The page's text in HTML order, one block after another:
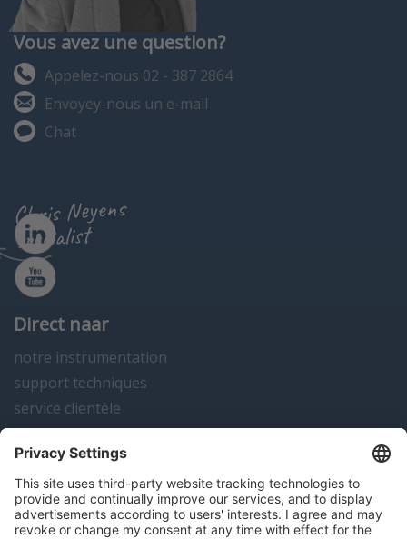
Vous avez une question?
Appelez-nous 02 - 387 2864
Envoyey-nous un e-mail
Chat
Chris Neyens
specialist
Direct naar
notre instrumentation
support techniques
service clientèle
actualités
contact
Algemene voorwaarden Disclaimer Colofon